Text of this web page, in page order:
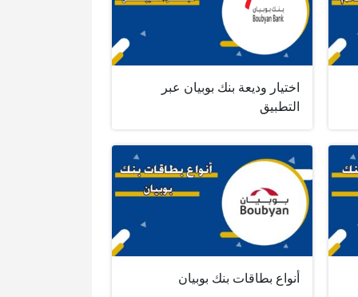
اختيار وديعة بنك بوبيان عبر
التطبيق
أنواع بطاقات بنك بوبيان